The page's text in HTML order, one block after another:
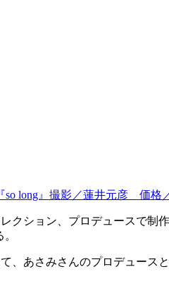
so long』撮影／蓮井元彦 価格
ション、プロデュースで
、あさみさんのプロデュー